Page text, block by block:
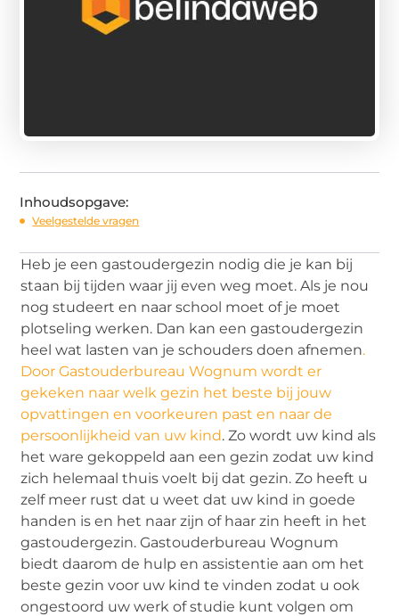
Inhoudsopgave:
Veelgestelde vragen
Heb je een gastoudergezin nodig die je kan bij
staan bij tijden waar jij even weg moet. Als je nou
nog studeert en naar school moet of je moet
plotseling werken. Dan kan een gastoudergezin
heel wat lasten van je schouders doen afnemen.
Door Gastouderbureau Wognum wordt er
gekeken naar welk gezin het beste bij jouw
opvattingen en voorkeuren past en naar de
persoonlijkheid van uw kind. Zo wordt uw kind als
het ware gekoppeld aan een gezin zodat uw kind
zich helemaal thuis voelt bij dat gezin. Zo heeft u
zelf meer rust dat u weet dat uw kind in goede
handen is en het naar zijn of haar zin heeft in het
gastoudergezin. Gastouderbureau Wognum
biedt daarom de hulp en assistentie aan om het
beste gezin voor uw kind te vinden zodat u ook
ongestoord uw werk of studie kunt volgen om